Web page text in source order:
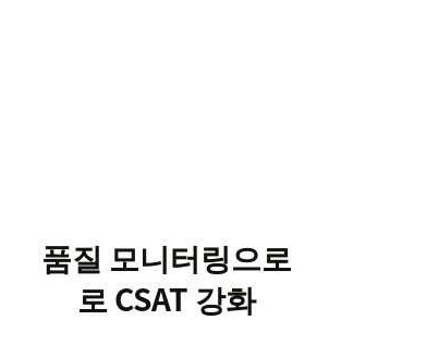
품질 모니터링으로
로 CSAT 강화